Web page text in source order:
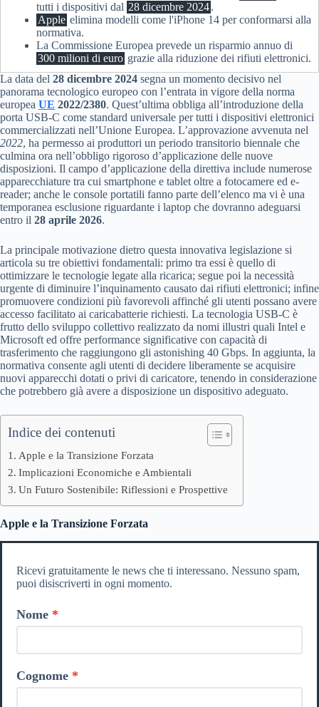
tutti i dispositivi dal 28 dicembre 2024.
Apple elimina modelli come l'iPhone 14 per conformarsi alla
normativa.
La Commissione Europea prevede un risparmio annuo di
300 milioni di euro grazie alla riduzione dei rifiuti elettronici.
La data del 28 dicembre 2024 segna un momento decisivo nel
panorama tecnologico europeo con l’entrata in vigore della norma
europea UE 2022/2380. Quest’ultima obbliga all’introduzione della
porta USB-C come standard universale per tutti i dispositivi elettronici
commercializzati nell’Unione Europea. L’approvazione avvenuta nel
2022, ha permesso ai produttori un periodo transitorio biennale che
culmina ora nell’obbligo rigoroso d’applicazione delle nuove
disposizioni. Il campo d’applicazione della direttiva include numerose
apparecchiature tra cui smartphone e tablet oltre a fotocamere ed e-
reader; anche le console portatili fanno parte dell’elenco ma vi è una
temporanea esclusione riguardante i laptop che dovranno adeguarsi
entro il 28 aprile 2026.
La principale motivazione dietro questa innovativa legislazione si
articola su tre obiettivi fondamentali: primo tra essi è quello di
ottimizzare le tecnologie legate alla ricarica; segue poi la necessità
urgente di diminuire l’inquinamento causato dai rifiuti elettronici; infine
promuovere condizioni più favorevoli affinché gli utenti possano avere
accesso facilitato ai caricabatterie richiesti. La tecnologia USB-C è
frutto dello sviluppo collettivo realizzato da nomi illustri quali Intel e
Microsoft ed offre performance significative con capacità di
trasferimento che raggiungono gli astonishing 40 Gbps. In aggiunta, la
normativa consente agli utenti di decidere liberamente se acquisire
nuovi apparecchi dotati o privi di caricatore, tenendo in considerazione
che potrebbero già avere a disposizione un dispositivo adeguato.
Indice dei contenuti
Apple e la Transizione Forzata
Implicazioni Economiche e Ambientali
Un Futuro Sostenibile: Riflessioni e Prospettive
Apple e la Transizione Forzata
Ricevi gratuitamente le news che ti interessano. Nessuno spam,
puoi disiscriverti in ogni momento.
Nome
Cognome